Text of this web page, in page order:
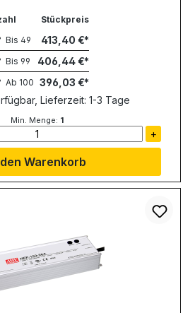
Stückpreis
Bis 49 413,40 €
Bis 99 406,44 €
Ab 100 396,03 €
Lieferzeit: 1-3 Tage
Min. Menge: 1
+
Warenkorb